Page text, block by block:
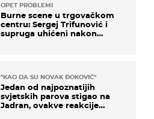
OPET PROBLEMI
Burne scene u trgovačkom
centru: Sergej Trifunović i
supruga uhićeni nakon
"KAO DA SU NOVAK ĐOKOVIĆ"
Jedan od najpoznatijih
svjetskih parova stigao na
Jadran, ovakve reakcije